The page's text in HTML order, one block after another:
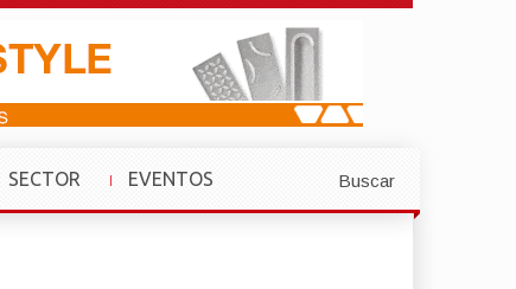
SECTOR
»
EVENTOS
»
Buscar